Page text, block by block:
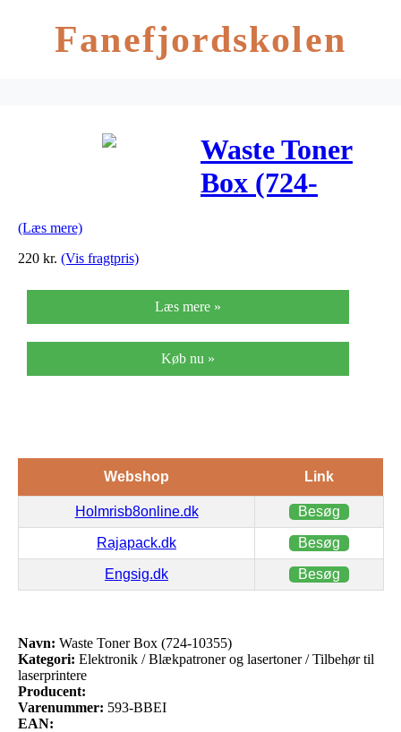
Fanefjordskolen
Waste Toner
Box (724-
(Læs mere)
220 kr. (Vis fragtpris)
Læs mere »
Køb nu »
Webshop Link
Holmrisb8online.dk Besøg
Rajapack.dk Besøg
Engsig.dk Besøg
Navn: Waste Toner Box (724-10355)
Kategori: Elektronik / Blækpatroner og lasertoner / Tilbehør til
laserprintere
Producent:
Varenummer: 593-BBEI
EAN: